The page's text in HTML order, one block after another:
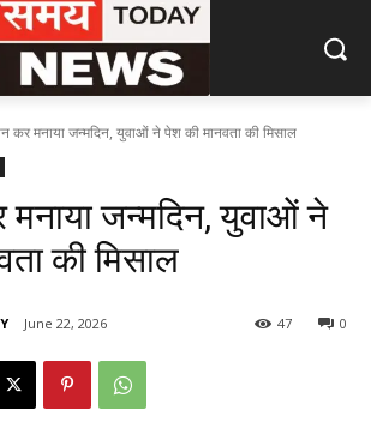
कर मनाया जन्मदिन, युवाओं ने पेश की मानवता की मिसाल
मनाया जन्मदिन, युवाओं ने
की मिसाल
June 22, 2026 0
47